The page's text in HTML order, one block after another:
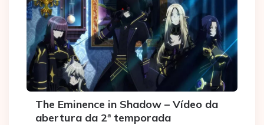
The Eminence in Shadow – Vídeo da
abertura da 2ª temporada